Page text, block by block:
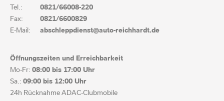
Tel.:
0821/66008-220
Fax:
0821/6600829
E-Mail:
abschleppdienst@auto-reichhardt.de
Öffnungszeiten und Erreichbarkeit
Mo-Fr:08:00 bis 17:00 Uhr
Sa.:09:00 bis 12:00 Uhr
24h Rücknahme ADAC-Clubmobile